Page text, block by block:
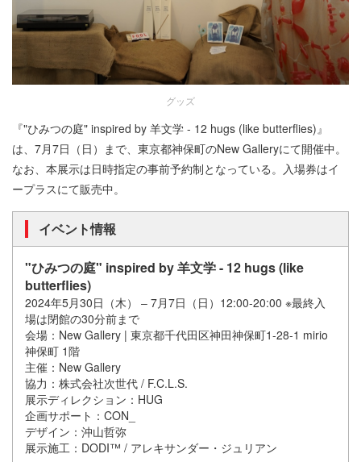
グッズ
『"ひみつの庭" inspired by 羊文学 - 12 hugs (like butterflies)』
は、7月7日（日）まで、東京都神保町のNew Galleryにて開催中。
なお、本展示は日時指定の事前予約制となっている。入場券はイ
ープラスにて販売中。
イベント情報
"ひみつの庭" inspired by 羊文学 - 12 hugs (like
butterflies)
2024年5月30日（木） ‒ 7月7日（日）12:00-20:00 ※最終入
場は閉館の30分前まで
会場：New Gallery | 東京都千代田区神田神保町1-28-1 mirio
神保町 1階
主催：New Gallery
協力：株式会社次世代 / F.C.L.S.
展示ディレクション：HUG
企画サポート：CON_
デザイン：沖山哲弥
展示施工：DODI™ / アレキサンダー・ジュリアン